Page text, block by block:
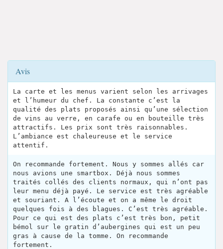
Avis
La carte et les menus varient selon les arrivages
et l’humeur du chef. La constante c’est la
qualité des plats proposés ainsi qu’une sélection
de vins au verre, en carafe ou en bouteille très
attractifs. Les prix sont très raisonnables.
L’ambiance est chaleureuse et le service
attentif.
On recommande fortement. Nous y sommes allés car
nous avions une smartbox. Déjà nous sommes
traités collés des clients normaux, qui n’ont pas
leur menu déjà payé. Le service est très agréable
et souriant. A l’écoute et on a même le droit
quelques fois à des blagues. C’est très agréable.
Pour ce qui est des plats c’est très bon, petit
bémol sur le gratin d’aubergines qui est un peu
gras à cause de la tomme. On recommande
fortement.